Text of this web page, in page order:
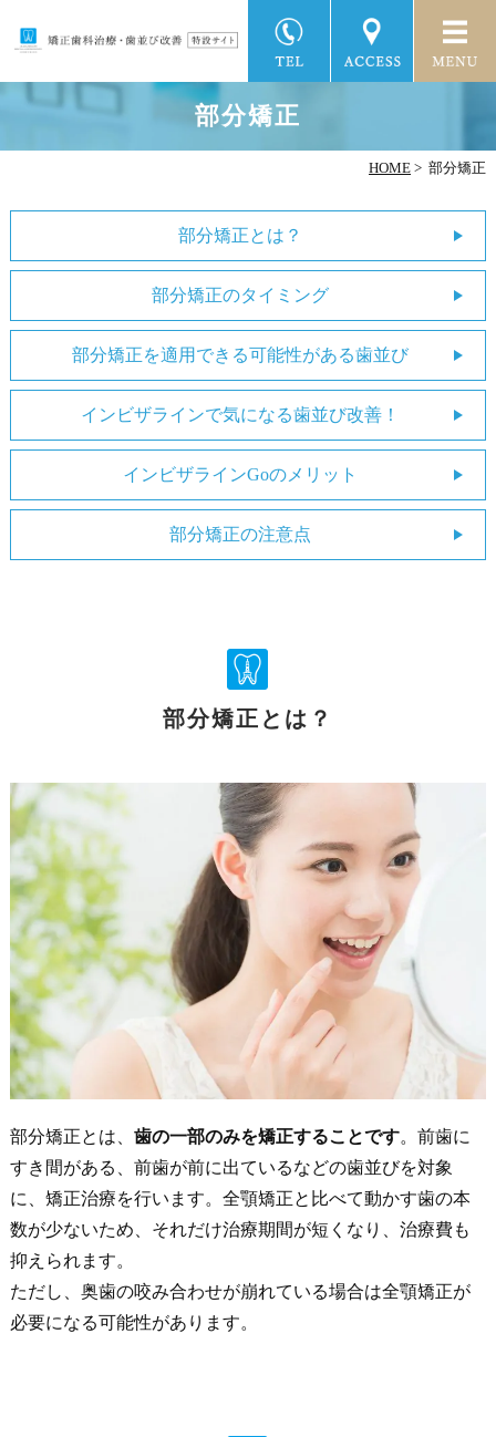
部分矯正
HOME > 部分矯正
部分矯正とは？
部分矯正のタイミング
部分矯正を適用できる可能性がある歯並び
インビザラインで気になる歯並び改善！
インビザラインGoのメリット
部分矯正の注意点
部分矯正とは？
部分矯正とは、 歯の一部のみを矯正することです。前歯に
すき間がある、前歯が前に出ているなどの歯並びを対象
に、矯正治療を行います。全顎矯正と比べて動かす歯の本
数が少ないため、それだけ治療期間が短くなり、治療費も
抑えられます。
ただし、奥歯の咬み合わせが崩れている場合は全顎矯正が
必要になる可能性があります。